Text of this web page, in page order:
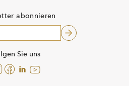
Tickethotline
8045 500
abonnieren